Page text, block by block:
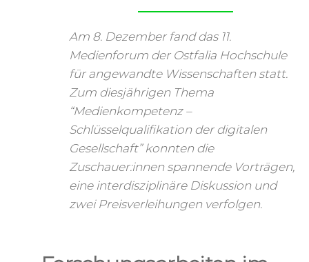
Am 8. Dezember fand das 11.
Medienforum der Ostfalia Hochschule
für angewandte Wissenschaften statt.
Zum diesjährigen Thema
“Medienkompetenz –
Schlüsselqualifikation der digitalen
Gesellschaft” konnten die
Zuschauer:innen spannende Vorträgen,
eine interdisziplinäre Diskussion und
zwei Preisverleihungen verfolgen.